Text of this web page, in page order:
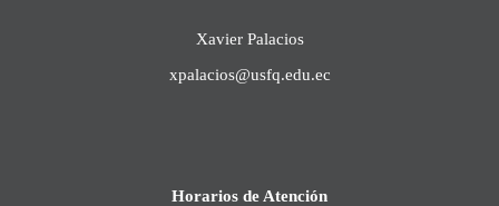
Xavier Palacios
xpalacios@usfq.edu.ec
Horarios de Atención